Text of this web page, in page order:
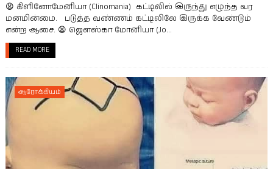
😫 கிளினோமேனியா (Clinomania) கட்டிலில் இருந்து எழுந்த வர
மனமின்மை. படுத்த வண்ணம் கட்டிலிலே இருக்க வேண்டும்
என்ற ஆசை. 😫 ஜௌஸ்கா மோனியா (Jo...
READ MORE
ஆரோக்கியம்